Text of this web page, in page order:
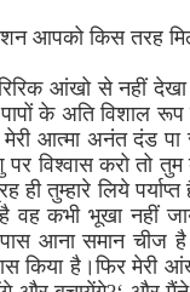
आपको किस तरह
आंखो से नहीं
के अति विशाल
मेरी आत्मा अनंत दंड
पर विश्वास करो तो
ही तुम्हारे लिये
वह कभी भूखा नहीं
आना समान चीज
किया है।फिर